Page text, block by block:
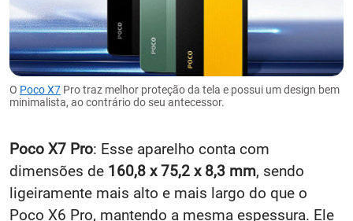
O Poco X7 Pro traz melhor proteção da tela e possui um design bem
minimalista, ao contrário do seu antecessor.
Poco X7 Pro: Esse aparelho conta com
dimensões de 160,8 x 75,2 x 8,3 mm, sendo
ligeiramente mais alto e mais largo do que o
Poco X6 Pro, mantendo a mesma espessura. Ele